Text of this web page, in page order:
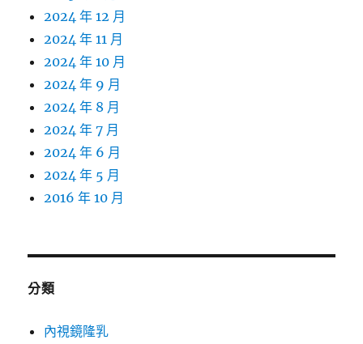
2024 年 12 月
2024 年 11 月
2024 年 10 月
2024 年 9 月
2024 年 8 月
2024 年 7 月
2024 年 6 月
2024 年 5 月
2016 年 10 月
分類
內視鏡隆乳